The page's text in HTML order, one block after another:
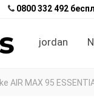
jordan
0800 332 492
AIR MAX 95